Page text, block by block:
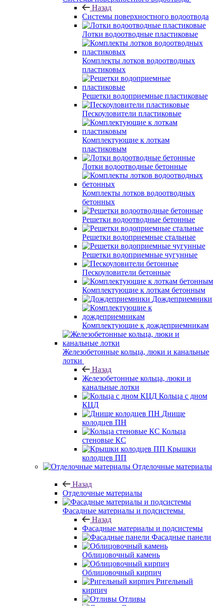
Назад
Системы поверхностного водоотвода
Лотки водоотводные пластиковые
Комплекты лотков водоотводных
пластиковых
Решетки водоприемные пластиковые
Пескоуловители пластиковые
Комплектующие к лоткам
пластиковым
Лотки водоотводные бетонные
Комплекты лотков водоотводных
бетонных
Решетки водоотводные бетонные
Решетки водоприемные стальные
Решетки водоприемные чугунные
Пескоуловители бетонные
Комплектующие к лоткам бетонным
Дождеприемники
Комплектующие к дождеприемникам
Железобетонные кольца, люки и канальные
лотки
Назад
Железобетонные кольца, люки и
канальные лотки
Кольца с дном
КЦД
Днище
колодцев ПН
Кольца
стеновые КС
Крышки
колодцев ПП
Отделочные материалы
Назад
Отделочные материалы
Фасадные материалы и подсистемы
Назад
Фасадные материалы и подсистемы
Фасадные панели
Облицовочный камень
Облицовочный кирпич
Ригельный
кирпич
Отливы